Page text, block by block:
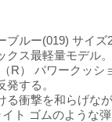
ブルー(019) サイ
クス最軽量モデル。
R） パワークッシ
する。
る衝撃を和らげな
ト ゴムのような